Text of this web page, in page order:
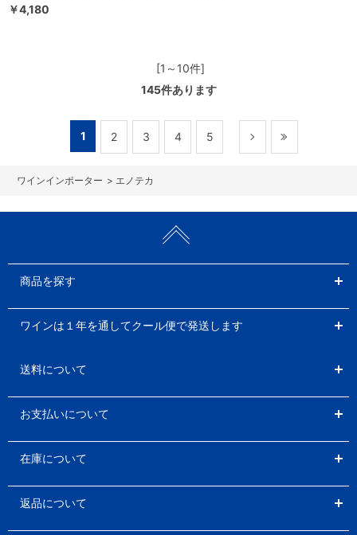
￥4,180
[1～10件]
145件あります
1 2 3 4 5
> エノテカ
商品を探す
ワインは１年を通してクール便で発送します
送料について
お支払いについて
在庫について
返品について